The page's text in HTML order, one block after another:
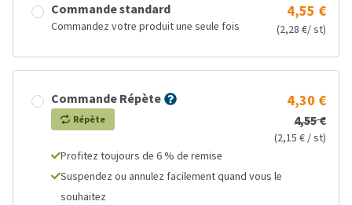
Commande standard
Commandez votre produit une seule fois
4,55 €
(2,28 €/ st)
Commande Répète
Répète
4,30 €
4,55 €
(2,15 € / st)
Profitez toujours de 6 % de remise
Suspendez ou annulez facilement quand vous le
souhaitez